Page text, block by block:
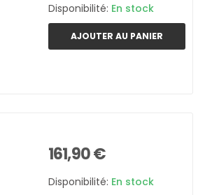
Disponibilité: En stock
AJOUTER AU PANIER
161,90 €
Disponibilité: En stock